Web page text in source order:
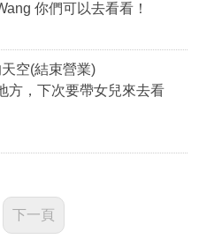
你們可以去看看！
空(結束營業)
方，下次要帶女兒來去看
下一頁